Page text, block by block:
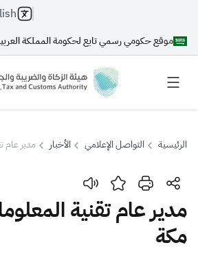
موقع حكومي رسمي تابع لحكومة المملكة
بحث
بحث
الرئيسية التواصل الإعلامي الأخبار مدير عام
مدير عام تقنية
مكة